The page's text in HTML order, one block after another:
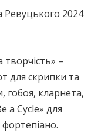
Ревуцького 2024
творчість» –
для скрипки та
гобоя, кларнета,
a Cycle» для